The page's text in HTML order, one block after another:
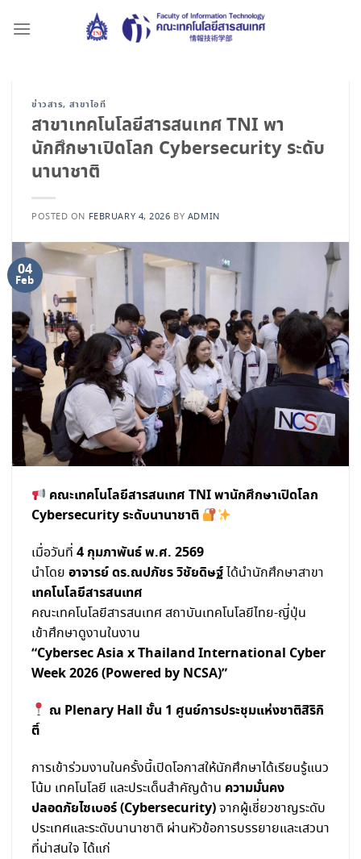
ข่าวสาร, สาขาไอที
สาขาเทคโนโลยีสารสนเทศ TNI พา
นักศึกษาเปิดโลก Cybersecurity ระดับ
นานาชาติ
POSTED ON FEBRUARY 4, 2026 BY ADMIN
04
Feb
คณะเทคโนโลยีสารสนเทศ TNI พานักศึกษาเปิดโลก
Cybersecurity ระดับนานาชาติ
เมื่อวันที่ 4 กุมภาพันธ์ พ.ศ. 2569
นำโดย อาจารย์ ดร.ณปภัชร วิชัยดิษฐ์ได้นำนักศึกษาสาขา
เทคโนโลยีสารสนเทศ
คณะเทคโนโลยีสารสนเทศ สถาบันเทคโนโลยีไทย-ญี่ปุ่น
เข้าศึกษาดูงานในงาน
“Cybersec Asia x Thailand International Cyber
Week 2026 (Powered by NCSA)”
ณ Plenary Hall ชั้น 1 ศูนย์การประชุมแห่งชาติสิริกิ
ติ์
การเข้าร่วมงานในครั้งนี้เปิดโอกาสให้นักศึกษาได้เรียนรู้แนว
โน้ม เทคโนโลยี และประเด็นสำคัญด้าน ความมั่นคง
ปลอดภัยไซเบอร์ (Cybersecurity)จากผู้เชี่ยวชาญระดับ
ประเทศและระดับนานาชาติ ผ่านหัวข้อการบรรยายและเสวนา
ที่น่าสนใจ ได้แก่